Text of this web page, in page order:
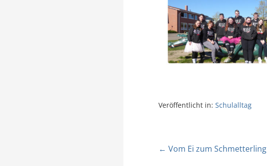
Veröffentlicht in: Schulalltag
← Vom Ei zum Schmetterling